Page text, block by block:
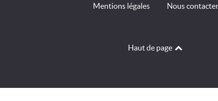
Mentions légales Nous contacter
Haut de page